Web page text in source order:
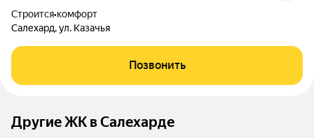
Строится•комфорт
Салехард, ул. Казачья
Позвонить
Другие ЖК в Салехарде